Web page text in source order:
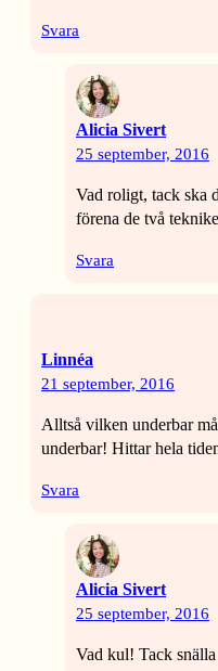
Svara
Alicia Sivert
25 september, 2016
Vad roligt, tack ska
förena de två
Svara
Linnéa
21 september, 2016
Alltså vilken underbar
underbar! Hittar hela
Svara
Alicia Sivert
25 september, 2016
Vad kul! Tack